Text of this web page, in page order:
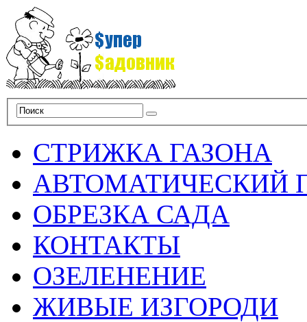
СТРИЖКА ГАЗОНА
АВТОМАТИЧЕСКИЙ
ОБРЕЗКА САДА
КОНТАКТЫ
ОЗЕЛЕНЕНИЕ
ЖИВЫЕ ИЗГОРОДИ